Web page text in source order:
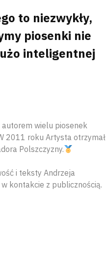
to niezwykły,
piosenki nie
inteligentnej
wielu piosenek
2011 roku Artysta otrzymał
Polszczyzny.
i teksty Andrzeja
kontakcie z publicznością.